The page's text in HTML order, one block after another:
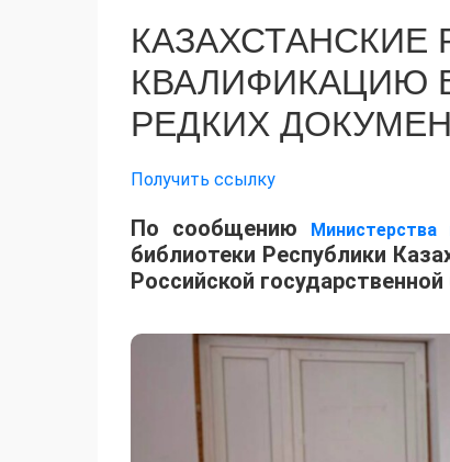
КВАЛИФИКАЦИЮ
РЕДКИХ
Получить ссылку
​По сообщению
библиотеки Республики
Российской